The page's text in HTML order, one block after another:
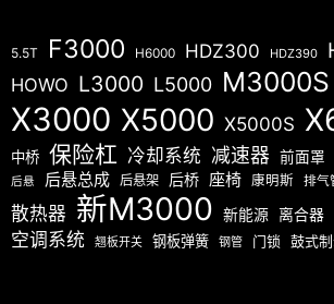
5.5T F3000 H6000 HDZ300 HDZ390
HOWO L3000 L5000 M3000S
X3000 X5000 X5000S
中桥 保险杠 冷却系统 减速器 前面罩
后悬 后悬总成 后悬架 后桥 座椅 康明斯 排气
散热器 新M3000 新能源 离合器
空调系统 翘板开关 钢板弹簧 钢管 门锁 鼓式